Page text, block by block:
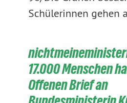
Schülerinnen gehen
17.000 Menschen
Offenen Brief an